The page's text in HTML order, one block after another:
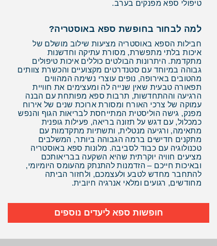
טיפולי ספא מפנקים בערב.
למה לבחור בחופשת ספא באוסטריה?
חבילות הספא באוסטריה מציעות שילוב מושלם של
איכות בלתי מתפשרת, מסורת עתיקה וחדשנות
מתקדמת. היתרונות הבולטים כוללים איכות טיפולים
גבוהה במיוחד עם סטנדרטים מקצועיים והכשרת צוותים
מהטובים באירופה, נופים עוצרי נשימה המהווים
תפאורה טבעית שאין שנייה לה ומעצימים את חוויית
הרגיעה וההתחדשות, תרבות ספא מפותחת עם הבנה
עמוקה של צרכי האורח ומסורת ארוכת שנים של אירוח
מפנק, גישה הוליסטית המתייחסת לבריאות הגוף והנפש
כמכלול, עם דגש על תזונה בריאה, פעילות גופנית
מתאימה, ורגיעה מנטלית, ותשתיות מתקדמות עם
מתקנים חדישים ברמה הגבוהה ביותר, המשלבים
טכנולוגיה עם כבוד לסביבה. מלונות ספא באוסטריה
מציעים חוויה יוקרתית שהיא השקעה בבריאותכם
ובאיכות חייכם – הזדמנות להתנתק מהעומס היומיומי,
להתחבר מחדש לטבע ולעצמכם, ולחזור הביתה
מחודשים, רגועים ומלאי אנרגיה חיובית.
חופשות ספא ליעדים נוספים